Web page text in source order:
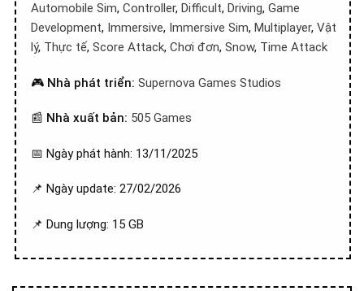
Automobile Sim, Controller, Difficult, Driving, Game
Development, Immersive, Immersive Sim, Multiplayer, Vật
lý, Thực tế, Score Attack, Chơi đơn, Snow, Time Attack
🎮 Nhà phát triển: Supernova Games Studios
📰 Nhà xuất bản: 505 Games
📅 Ngày phát hành: 13/11/2025
📌 Ngày update: 27/02/2026
📌 Dung lượng: 15 GB